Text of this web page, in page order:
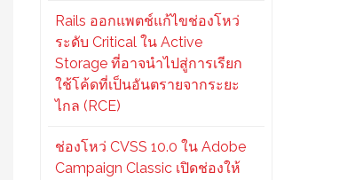
Rails ออกแพตช์แก้ไขช่องโหว่
ระดับ Critical ใน Active
Storage ที่อาจนำไปสู่การเรียก
ใช้โค้ดที่เป็นอันตรายจากระยะ
ไกล (RCE)
ช่องโหว่ CVSS 10.0 ใน Adobe
Campaign Classic เปิดช่องให้